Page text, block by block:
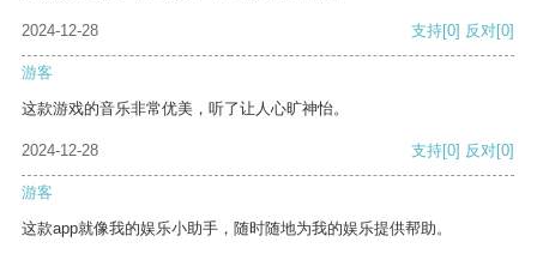
2024-12-28 支持[0] 反对[0]
游客
这款游戏的音乐非常优美，听了让人心旷神怡。
2024-12-28 支持[0] 反对[0]
游客
这款app就像我的娱乐小助手，随时随地为我的娱乐提供帮助。